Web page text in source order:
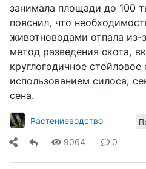
занимала площади до 100
пояснил, что
животноводами отпала из-
метод разведения скота,
круглогодичное
использованием силоса,
сена.
Растениеводство
9064 0